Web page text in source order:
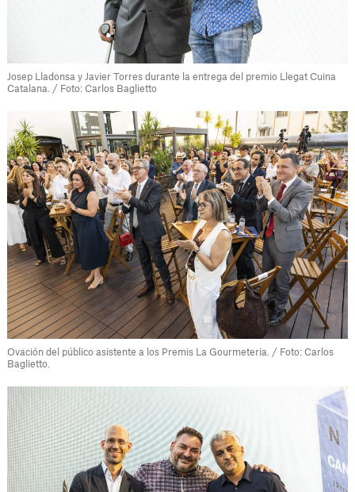
Josep Lladonsa y Javier Torres durante la entrega del premio Llegat Cuina
Catalana. / Foto: Carlos Baglietto
Ovación del público asistente a los Premis La Gourmeteria. / Foto: Carlos
Baglietto.